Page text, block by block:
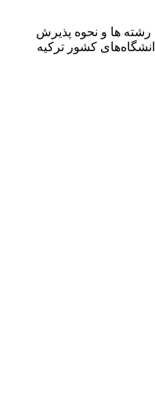
رشته ها و نحوه پذیرش
دانشگاه‌های کشور ترکیه